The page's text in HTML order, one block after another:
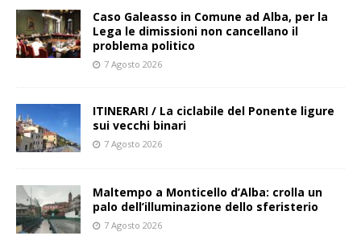
Caso Galeasso in Comune ad Alba, per la
Lega le dimissioni non cancellano il
problema politico
7 Agosto 2026
ITINERARI / La ciclabile del Ponente ligure
sui vecchi binari
7 Agosto 2026
Maltempo a Monticello d’Alba: crolla un
palo dell’illuminazione dello sferisterio
7 Agosto 2026